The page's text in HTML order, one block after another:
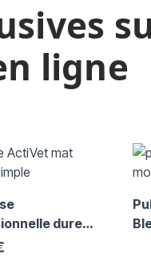
ligne
à l'aide de la
dure
Zapper